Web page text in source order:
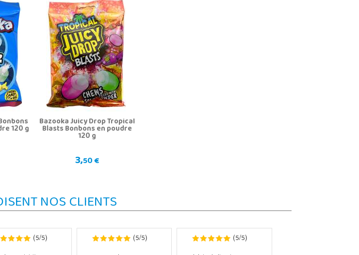
120 g Bazooka Juicy Drop Tropical
Blasts Bonbons en poudre
120 g
3,50 €
NOS CLIENTS
(5/5) (5/5) (5/5)